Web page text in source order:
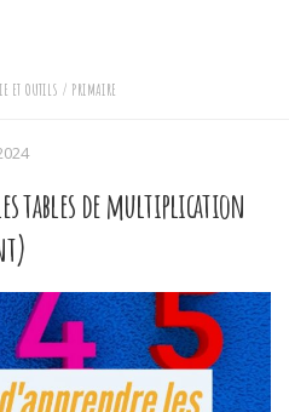
ET OUTILS / PRIMAIRE
tables de multiplication